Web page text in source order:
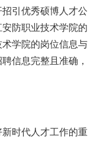
引优秀硕博人才公
防职业技术学院的
学院的岗位信息与
信息完整且准确，
时代人才工作的重